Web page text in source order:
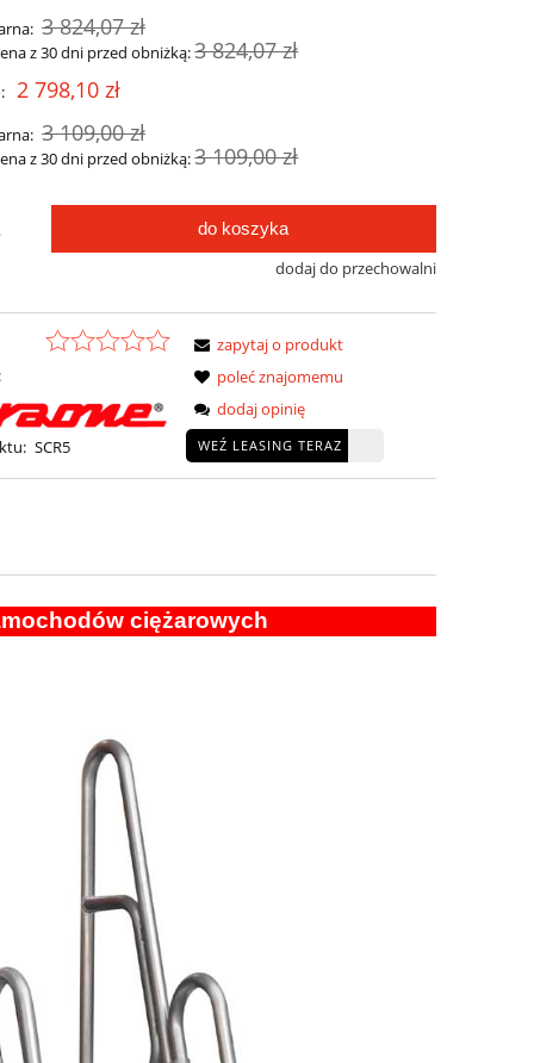
3 824,07 zł
z 30 dni przed obniżką:3 824,07 zł
2 798,10 zł
3 109,00 zł
z 30 dni przed obniżką:3 109,00 zł
do koszyka
dodaj do przechowalni
SCR5
zapytaj o produkt
poleć znajomemu
dodaj opinię
WEŹ LEASING TERAZ
ciężarowych